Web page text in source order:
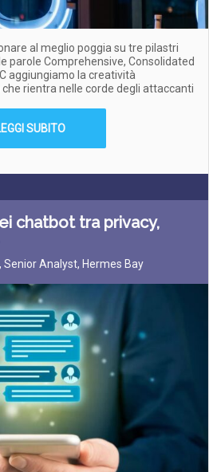
al meglio poggia su tre pilastri
parole Comprehensive, Consolidated
aggiungiamo la creatività
rientra nelle corde degli attaccanti
SUBITO
chatbot tra privacy,
Analyst, Hermes Bay